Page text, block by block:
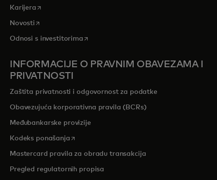
Karijeraopens in a new tab
Novosti opens in a new tab
Odnosi s investitorimaopens in a new tab
INFORMACIJE O PRAVNIM OBAVEZAMA I
PRIVATNOSTI
Zaštita privatnosti i odgovornost za podatke
Obavezujuća korporativna pravila (BCRs)
Međubankarske provizije
Kodeks ponašanjaopens in a new tab
Mastercard pravila za obradu transakcija
Pregled regulatornih propisa